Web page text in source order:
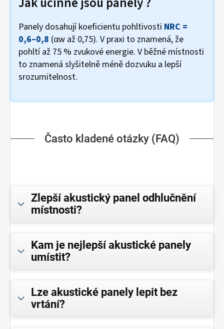
Panely dosahují koeficientu pohltivosti NRC =
0,6–0,8 (αw až 0,75). V praxi to znamená, že
pohltí až 75 % zvukové energie. V běžné místnosti
to znamená slyšitelně méně dozvuku a lepší
srozumitelnost.
Často kladené otázky (FAQ)
Zlepší akustický panel odhlučnění
místnosti?
Kam je nejlepší akustické panely
umístit?
Lze akustické panely lepit bez
vrtání?